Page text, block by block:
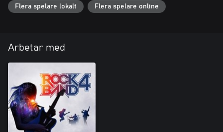
Flera spelare lokalt Flera spelare online
Arbetar med